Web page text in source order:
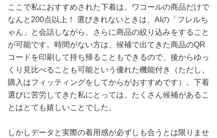
ここで私におすすめされた下着は、ワコールの商品だけで
なんと200点以上！ 選びきれないときは、AIの「フレルち
ゃん」と会話しながら、さらに商品の絞り込みをすること
が可能です。時間がない方は、候補で出てきた商品のQR
コードを印刷して持ち帰ることもできるので、後からゆっ
くり見比べることも可能という優れた機能付き（ただし、
購入はフィッティングをしてからがおすすめです）。下着
選びに苦労してきた私にとっては、たくさん候補があるこ
とはとても嬉しいことでした。
しかしデータと実際の着用感が必ずしも合うとは限りませ